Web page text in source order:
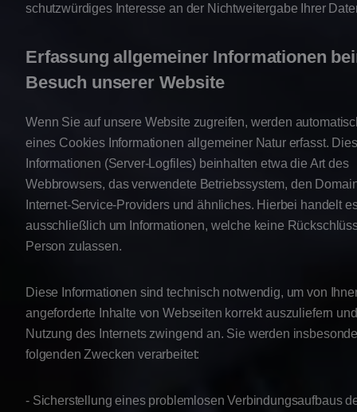
schutzwürdiges Interesse an der Nichtweitergabe Ihrer
Erfassung allgemeiner Informationen
Besuch unserer Website
Wenn Sie auf unsere Website zugreifen, werden
eines Cookies Informationen allgemeiner Natur erfasst.
Informationen (Server-Logfiles) beinhalten etwa die Art des
Webbrowsers, das verwendete Betriebssystem, den
Internet-Service-Providers und ähnliches. Hierbei handelt
ausschließlich um Informationen, welche keine
Person zulassen.
Diese Informationen sind technisch notwendig, um von
angeforderte Inhalte von Webseiten korrekt auszuliefern
Nutzung des Internets zwingend an. Sie werden
folgenden Zwecken verarbeitet:
- Sicherstellung eines problemlosen Verbindungsaufbaus